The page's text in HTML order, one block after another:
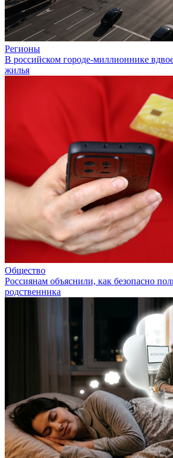
Регионы
В российском городе-миллионнике
жилья
Общество
Россиянам объяснили, как безопасно
родственника